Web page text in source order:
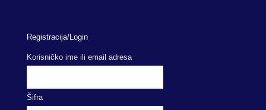
Registracija/Login
Korisničko ime ili email adresa
Šifra